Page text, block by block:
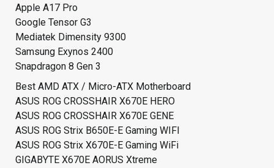
Apple A17 Pro
Google Tensor G3
Mediatek Dimensity 9300
Samsung Exynos 2400
Snapdragon 8 Gen 3
Best AMD ATX / Micro-ATX Motherboard
ASUS ROG CROSSHAIR X670E HERO
ASUS ROG CROSSHAIR X670E GENE
ASUS ROG Strix B650E-E Gaming WIFI
ASUS ROG Strix X670E-E Gaming WiFi
GIGABYTE X670E AORUS Xtreme